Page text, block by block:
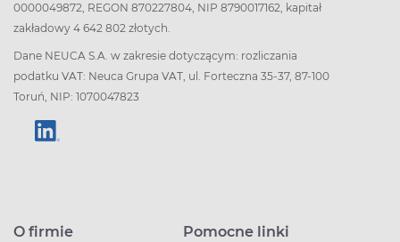
0000049872, REGON 870227804, NIP 8790017162, kapitał
zakładowy 4 642 802 złotych.
Dane NEUCA S.A. w zakresie dotyczącym: rozliczania
podatku VAT: Neuca Grupa VAT, ul. Forteczna 35-37, 87-100
Toruń, NIP: 1070047823
O firmie Pomocne linki